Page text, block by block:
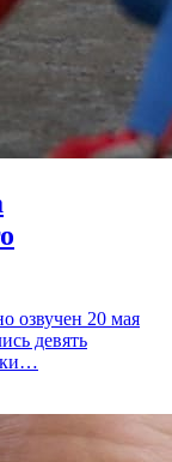
озвучен 20 мая
девять